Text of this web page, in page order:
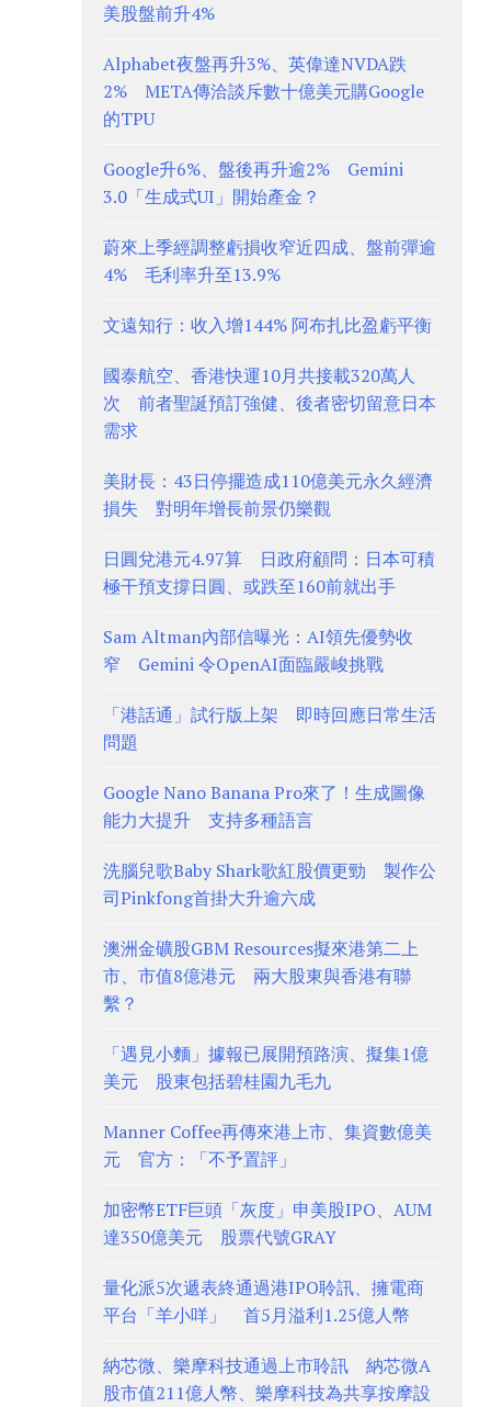
美股盤前升4%
Alphabet夜盤再升3%、英偉達NVDA跌
2% META傳洽談斥數十億美元購Google
的TPU
Google升6%、盤後再升逾2% Gemini
3.0「生成式UI」開始產金？
蔚來上季經調整虧損收窄近四成、盤前彈逾
4% 毛利率升至13.9%
文遠知行：收入增144% 阿布扎比盈虧平衡
國泰航空、香港快運10月共接載320萬人
次 前者聖誕預訂強健、後者密切留意日本
需求
美財長：43日停擺造成110億美元永久經濟
損失 對明年增長前景仍樂觀
日圓兌港元4.97算 日政府顧問：日本可積
極干預支撐日圓、或跌至160前就出手
Sam Altman內部信曝光：AI領先優勢收
窄 Gemini 令OpenAI面臨嚴峻挑戰
「港話通」試行版上架 即時回應日常生活
問題
Google Nano Banana Pro來了！生成圖像
能力大提升 支持多種語言
洗腦兒歌Baby Shark歌紅股價更勁 製作公
司Pinkfong首掛大升逾六成
澳洲金礦股GBM Resources擬來港第二上
市、市值8億港元 兩大股東與香港有聯
繫？
「遇見小麵」據報已展開預路演、擬集1億
美元 股東包括碧桂園九毛九
Manner Coffee再傳來港上市、集資數億美
元 官方：「不予置評」
加密幣ETF巨頭「灰度」申美股IPO、AUM
達350億美元 股票代號GRAY
量化派5次遞表終通過港IPO聆訊、擁電商
平台「羊小咩」 首5月溢利1.25億人幣
納芯微、樂摩科技通過上市聆訊 納芯微A
股市值211億人幣、樂摩科技為共享按摩設